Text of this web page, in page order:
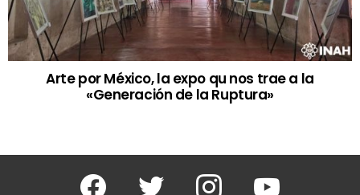
Arte por México, la expo qu nos trae a la
«Generación de la Ruptura»
Facebook Twitter Instagram Youtube